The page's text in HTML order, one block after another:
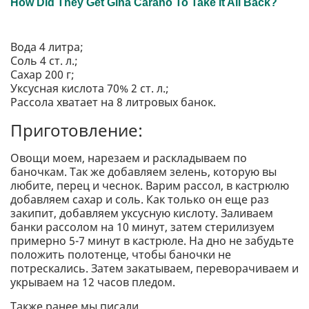
Вода 4 литра;
Соль 4 ст. л.;
Сахар 200 г;
Уксусная кислота 70% 2 ст. л.;
Рассола хватает на 8 литровых банок.
Приготовление:
Овощи моем, нарезаем и раскладываем по
баночкам. Так же добавляем зелень, которую вы
любите, перец и чеснок. Варим рассол, в кастрюлю
добавляем сахар и соль. Как только он еще раз
закипит, добавляем уксусную кислоту. Заливаем
банки рассолом на 10 минут, затем стерилизуем
примерно 5-7 минут в кастрюле. На дно не забудьте
положить полотенце, чтобы баночки не
потрескались. Затем закатываем, переворачиваем и
укрываем на 12 часов пледом.
Также ранее мы писали